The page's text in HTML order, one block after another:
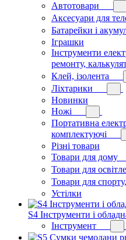
Автотовари
Аксесуари для
Батарейки і
Іграшки
Інструменти
ремонту,
Клей, ізолента
Ліхтарики
Новинки
Ножі
Портативна
комплектуючі
Різні товари
Товари для дому
Товари для
Товари для
Устілки
S4 Інструменти і
Інструмент